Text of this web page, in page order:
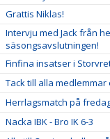
Grattis Niklas!
Intervju med Jack från
säsongsavslutningen!
Finfina insatser i
Tack till alla medlemmar
Herrlagsmatch på
Nacka IBK - Bro IK 6-3